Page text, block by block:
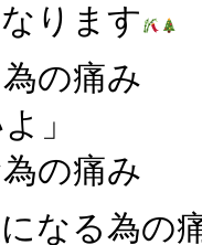
ります
の痛み
」
の痛み
なる為の